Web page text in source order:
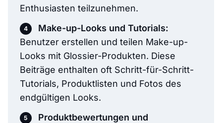
Enthusiasten teilzunehmen.
Make-up-Looks und Tutorials:
Benutzer erstellen und teilen Make-up-
Looks mit Glossier-Produkten. Diese
Beiträge enthalten oft Schritt-für-Schritt-
Tutorials, Produktlisten und Fotos des
endgültigen Looks.
Produktbewertungen und